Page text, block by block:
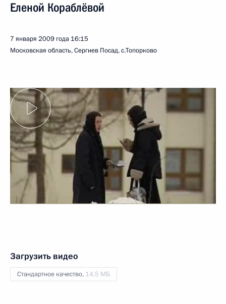
Еленой Кораблёвой
7 января 2009 года 16:15
Московская область, Сергиев Посад, с.Топорково
Загрузить видео
Стандартное качество, 14.5 МБ